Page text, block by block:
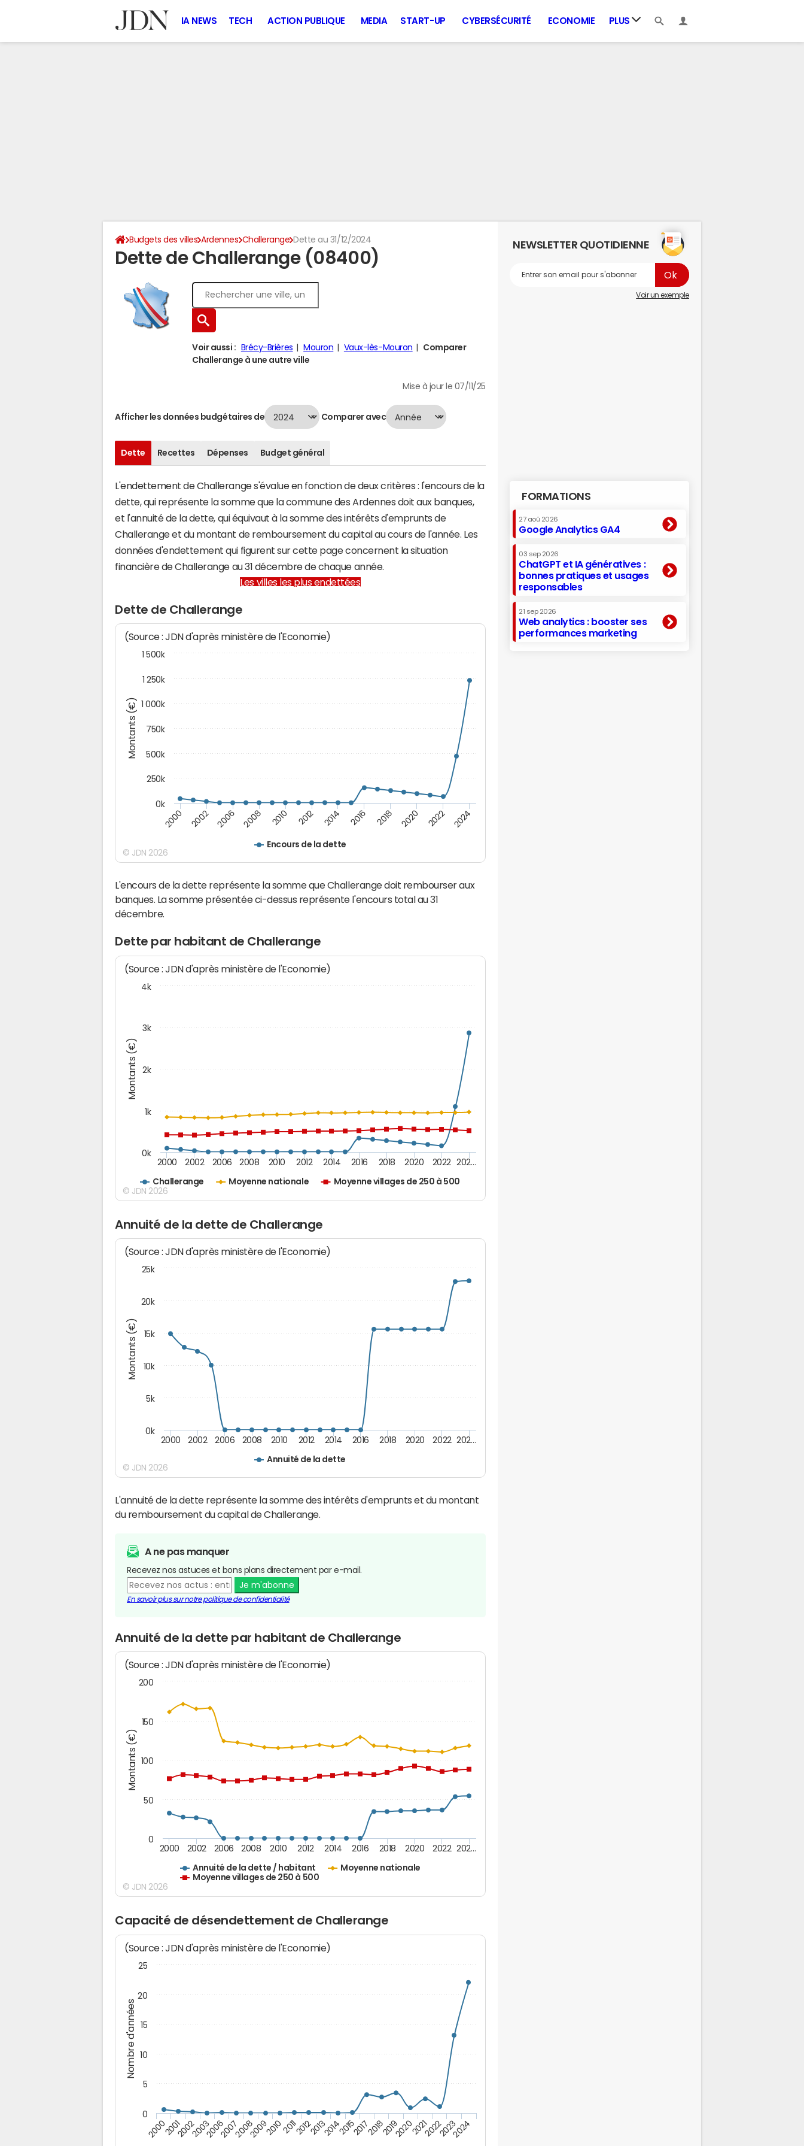
IA NEWS TECH ACTION PUBLIQUE MEDIA START-UP CYBERSÉCURITÉ ECONOMIE PLUS
Budgets des villes Ardennes Challerange Dette au 31/12/2024
Dette de Challerange (08400)
Voir aussi : Brécy-Brières Mouron Vaux-lès-Mouron
Comparer
Challerange à une autre ville
Mise à jour le 07/11/25
Afficher les données budgétaires de Comparer avec
Dette Recettes Dépenses Budget général
L'endettement de Challerange s'évalue en fonction de deux critères : l'encours de la
dette, qui représente la somme que la commune des Ardennes doit aux banques,
et l'annuité de la dette, qui équivaut à la somme des intérêts d'emprunts de
Challerange et du montant de remboursement du capital au cours de l'année. Les
données d'endettement qui figurent sur cette page concernent la situation
financière de Challerange au 31 décembre de chaque année.
Les villes les plus endettées
Dette de Challerange
Montants (€)
(Source : JDN d'après ministère de l'Economie)
Encours de la dette
2000 2002 2006 2008 2010 2012 2014 2016 2018 2020 2022 2024
0k
250k
500k
750k
1 000k
1 250k
1 500k
© JDN 2026
L'encours de la dette représente la somme que Challerange doit rembourser aux
banques. La somme présentée ci-dessus représente l'encours total au 31
décembre.
Dette par habitant de Challerange
Montants (€)
(Source : JDN d'après ministère de l'Economie)
Challerange Moyenne nationale Moyenne villages de 250 à 500
2000 2002 2006 2008 2010 2012 2014 2016 2018 2020 2022 202…
0k
1k
2k
3k
4k
© JDN 2026
Annuité de la dette de Challerange
Montants (€)
(Source : JDN d'après ministère de l'Economie)
Annuité de la dette
2000 2002 2006 2008 2010 2012 2014 2016 2018 2020 2022 202…
0k
5k
10k
15k
20k
25k
© JDN 2026
L'annuité de la dette représente la somme des intérêts d'emprunts et du montant
du remboursement du capital de Challerange.
A ne pas manquer
Recevez nos astuces et bons plans directement par e-mail.
Je m'abonne
En savoir plus sur notre politique de confidentialité
Annuité de la dette par habitant de Challerange
Montants (€)
(Source : JDN d'après ministère de l'Economie)
Annuité de la dette / habitant
Moyenne nationale
Moyenne villages de 250 à 500
2000 2002 2006 2008 2010 2012 2014 2016 2018 2020 2022 202…
0
50
100
150
200
© JDN 2026
Capacité de désendettement de Challerange
Nombre d'années
(Source : JDN d'après ministère de l'Economie)
2000200120022003200620072008200920102011201220132014201520172018201920202021202220232024
0
5
10
15
20
25
NEWSLETTER QUOTIDIENNE
Voir un exemple
FORMATIONS
27 aoû 2026
Google Analytics GA4
03 sep 2026
ChatGPT et IA génératives :
bonnes pratiques et usages
responsables
21 sep 2026
Web analytics : booster ses
performances marketing